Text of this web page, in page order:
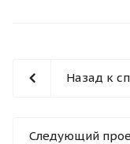
Назад к
Следующий